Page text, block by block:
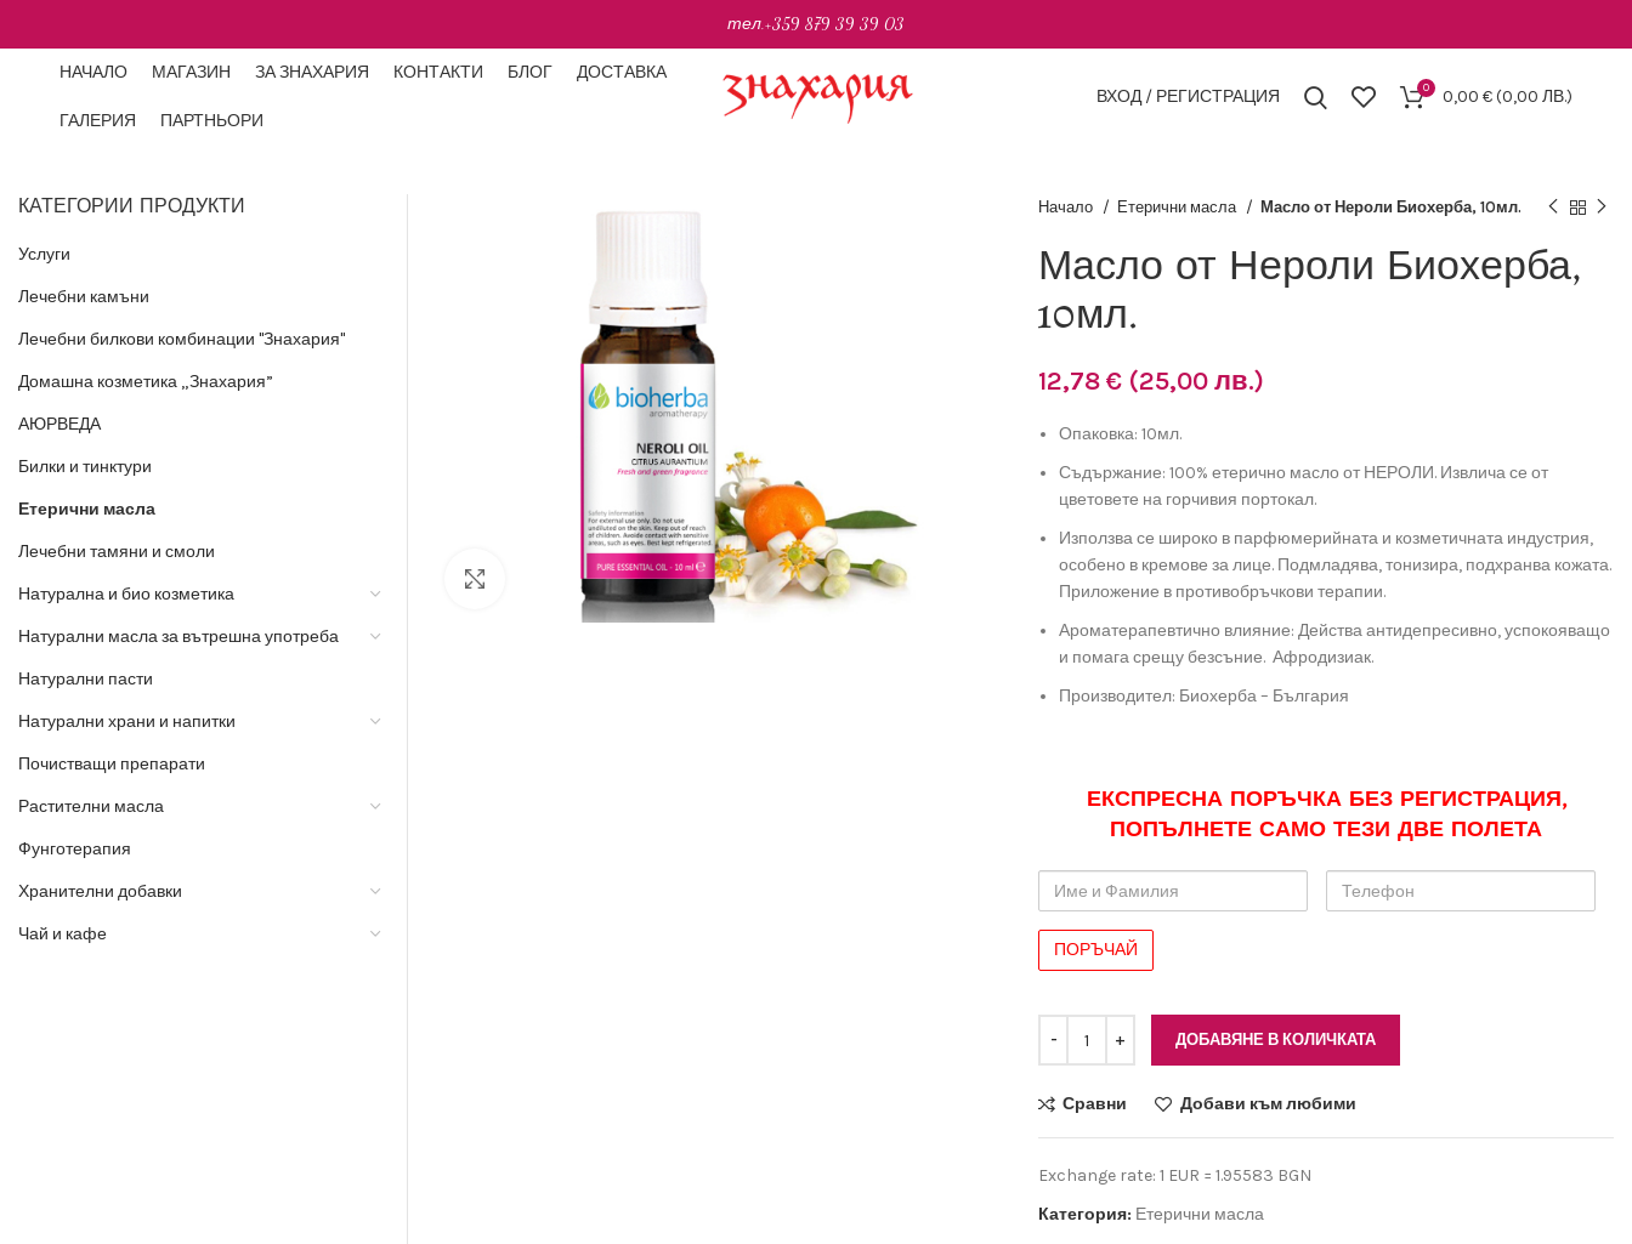
НАЧАЛО МАГАЗИН ЗА ЗНАХАРИЯ КОНТАКТИ БЛОГ ДОСТАВКА
ГАЛЕРИЯ ПАРТНЬОРИ
ВХОД / РЕГИСТРАЦИЯ 0 0,00€(0,00 ЛВ.)
Разширяване
Начало Етерични масла Масло от Нероли Биохерба, 10мл.
Масло от Нероли Биохерба,
10мл.
12,78 € (25,00 лв.)
Опаковка: 10мл.
Съдържание: 100% етерично масло от НЕРОЛИ. Извлича се от
цветовете на горчивия портокал.
Използва се широко в парфюмерийната и козметичната индустрия,
особено в кремове за лице. Подмладява, тонизира, подхранва кожата.
Приложение в противобръчкови терапии.
Ароматерапевтично влияние: Действа антидепресивно, успокояващо
и помага срещу безсъние. Афродизиак.
Производител: Биохерба – България
ЕКСПРЕСНА ПОРЪЧКА БЕЗ РЕГИСТРАЦИЯ,
ПОПЪЛНЕТЕ САМО ТЕЗИ ДВЕ ПОЛЕТА
Име
и
Фамилия
Телефон
ДОБАВЯНЕ В КОЛИЧКАТА
Сравни Добави към любими
Exchange rate: 1 EUR = 1.95583 BGN
Категория: Етерични масла
КАТЕГОРИИ ПРОДУКТИ
Услуги
Лечебни камъни
Лечебни билкови комбинации "Знахария"
Домашна козметика „Знахария”
АЮРВЕДА
Билки и тинктури
Етерични масла
Лечебни тамяни и смоли
Натурална и био козметика
Натурални масла за вътрешна употреба
Натурални пасти
Натурални храни и напитки
Почистващи препарати
Растителни масла
Фунготерапия
Хранителни добавки
Чай и кафе
тел.+359 879 39 39 03